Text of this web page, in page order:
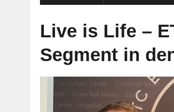
Live is Life –
Segment in